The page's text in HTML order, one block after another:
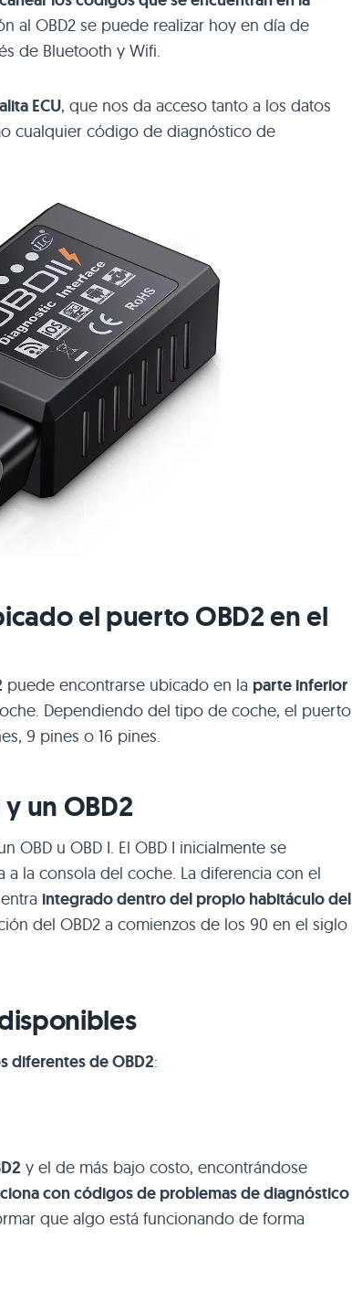
al OBD2 se puede realizar hoy en día de
de Bluetooth y Wifi.
ECU, que nos da acceso tanto a los datos
cualquier código de diagnóstico de
el puerto OBD2 en el
puede encontrarse ubicado en la parte inferior
Dependiendo del tipo de coche, el puerto
9 pines o 16 pines.
un OBD2
OBD u OBD I. El OBD I inicialmente se
la consola del coche. La diferencia con el
integrado dentro del propio habitáculo del
del OBD2 a comienzos de los 90 en el siglo
diferentes de OBD2:
y el de más bajo costo, encontrándose
con códigos de problemas de diagnóstico
que algo está funcionando de forma